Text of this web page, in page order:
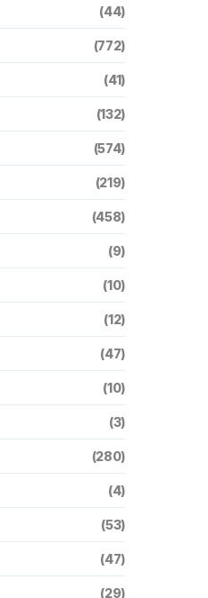
(44)
(772)
(41)
(132)
(574)
(219)
(458)
(9)
(10)
(12)
(47)
(10)
(3)
(280)
(4)
(53)
(47)
(29)